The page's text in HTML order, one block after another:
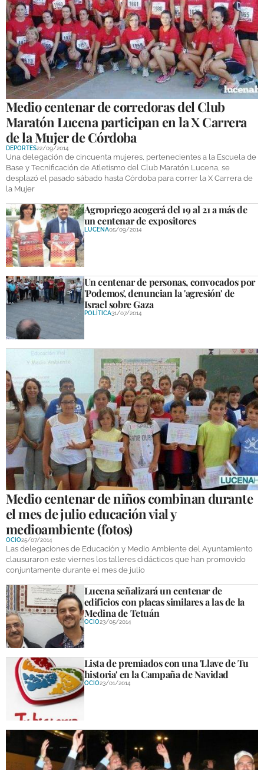
Medio centenar de corredoras del Club
Maratón Lucena participan en la X Carrera
de la Mujer de Córdoba
DEPORTES22/09/2014
Una delegación de cincuenta mujeres, pertenecientes a la Escuela de
Base y Tecnificación de Atletismo del Club Maratón Lucena, se
desplazó el pasado sábado hasta Córdoba para correr la X Carrera de
la Mujer
Agropriego acogerá del 19 al 21 a más de
un centenar de expositores
LUCENA05/09/2014
Un centenar de personas, convocados por
'Podemos', denuncian la 'agresión' de
Israel sobre Gaza
POLÍTICA31/07/2014
Medio centenar de niños combinan durante
el mes de julio educación vial y
medioambiente (fotos)
OCIO25/07/2014
Las delegaciones de Educación y Medio Ambiente del Ayuntamiento
clausuraron este viernes los talleres didácticos que han promovido
conjuntamente durante el mes de julio
Lucena señalizará un centenar de
edificios con placas similares a las de la
Medina de Tetuán
OCIO23/05/2014
Lista de premiados con una 'Llave de Tu
historia' en la Campaña de Navidad
OCIO23/01/2014